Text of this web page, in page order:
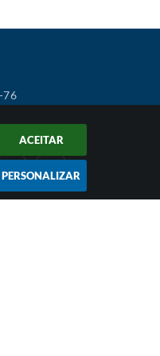
ACEITAR
PERSONALIZAR
76